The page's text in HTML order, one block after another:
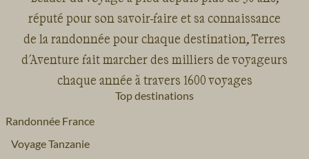
réputé pour son savoir-faire et sa connaissance
de la randonnée pour chaque destination, Terres
d'Aventure fait marcher des milliers de voyageurs
chaque année à travers 1600 voyages
Top destinations
Randonnée France
Voyage Tanzanie